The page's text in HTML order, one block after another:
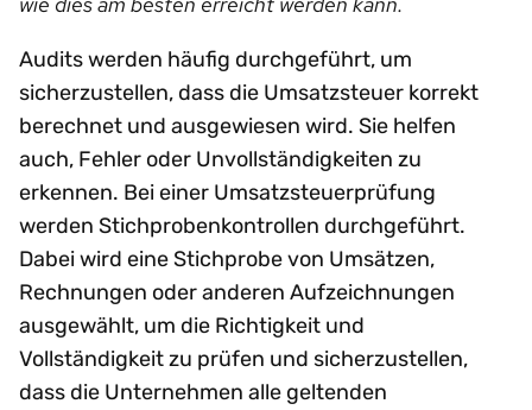
Audits werden häufig durchgeführt, um
sicherzustellen, dass die Umsatzsteuer korrekt
berechnet und ausgewiesen wird. Sie helfen
auch, Fehler oder Unvollständigkeiten zu
erkennen. Bei einer Umsatzsteuerprüfung
werden Stichprobenkontrollen durchgeführt.
Dabei wird eine Stichprobe von Umsätzen,
Rechnungen oder anderen Aufzeichnungen
ausgewählt, um die Richtigkeit und
Vollständigkeit zu prüfen und sicherzustellen,
dass die Unternehmen alle geltenden